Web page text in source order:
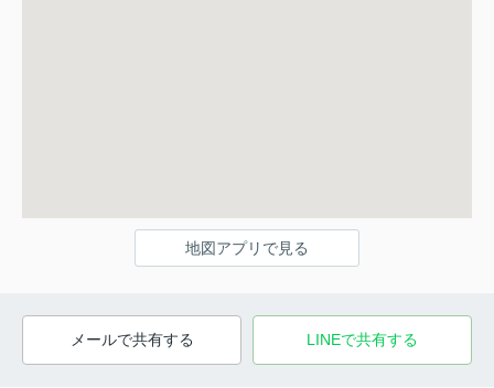
地図アプリで見る
メールで共有する LINEで共有する